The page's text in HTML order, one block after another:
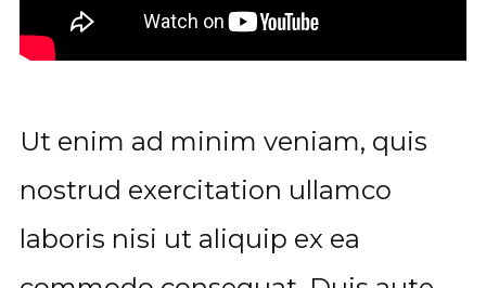
Ut enim ad minim veniam, quis
nostrud exercitation ullamco
laboris nisi ut aliquip ex ea